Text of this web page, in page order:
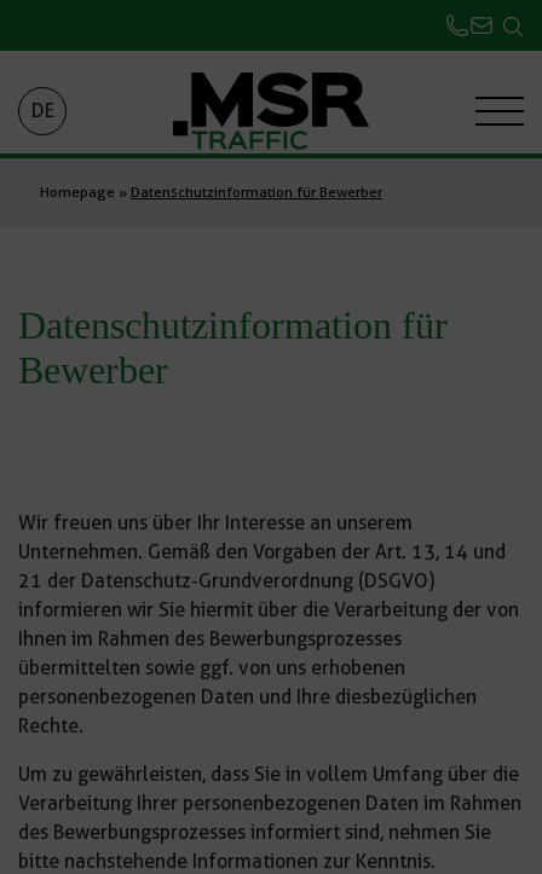
DE
Homepage » Datenschutzinformation für Bewerber
Datenschutzinformation für
Bewerber
Wir freuen uns über Ihr Interesse an unserem
Unternehmen. Gemäß den Vorgaben der Art. 13, 14 und
21 der Datenschutz-Grundverordnung (DSGVO)
informieren wir Sie hiermit über die Verarbeitung der von
Ihnen im Rahmen des Bewerbungsprozesses
übermittelten sowie ggf. von uns erhobenen
personenbezogenen Daten und Ihre diesbezüglichen
Rechte.
Um zu gewährleisten, dass Sie in vollem Umfang über die
Verarbeitung Ihrer personenbezogenen Daten im Rahmen
des Bewerbungsprozesses informiert sind, nehmen Sie
bitte nachstehende Informationen zur Kenntnis.